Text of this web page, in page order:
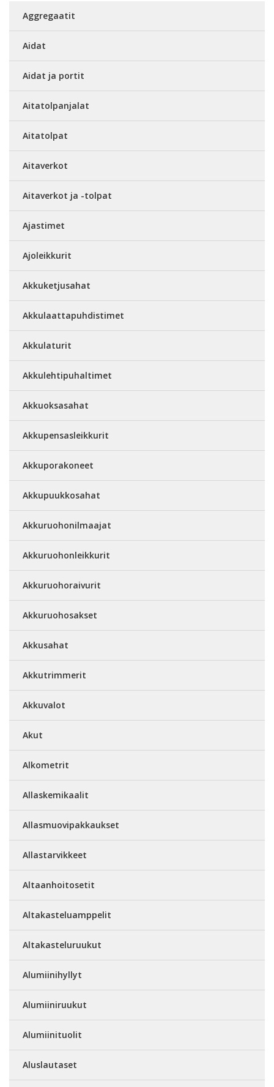
Aggregaatit
Aidat
Aidat ja portit
Aitatolpanjalat
Aitatolpat
Aitaverkot
Aitaverkot ja -tolpat
Ajastimet
Ajoleikkurit
Akkuketjusahat
Akkulaattapuhdistimet
Akkulaturit
Akkulehtipuhaltimet
Akkuoksasahat
Akkupensasleikkurit
Akkuporakoneet
Akkupuukkosahat
Akkuruohonilmaajat
Akkuruohonleikkurit
Akkuruohoraivurit
Akkuruohosakset
Akkusahat
Akkutrimmerit
Akkuvalot
Akut
Alkometrit
Allaskemikaalit
Allasmuovipakkaukset
Allastarvikkeet
Altaanhoitosetit
Altakasteluamppelit
Altakasteluruukut
Alumiinihyllyt
Alumiiniruukut
Alumiinituolit
Aluslautaset